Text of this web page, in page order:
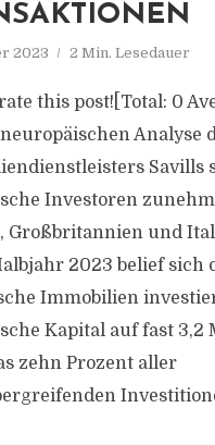
2023 2 Min. Lesedauer
this post![Total: 0
Analyse
Savills
Investoren
Großbritannien und
2023 belief sich
Immobilien
Kapital auf fast 3,2
zehn Prozent aller